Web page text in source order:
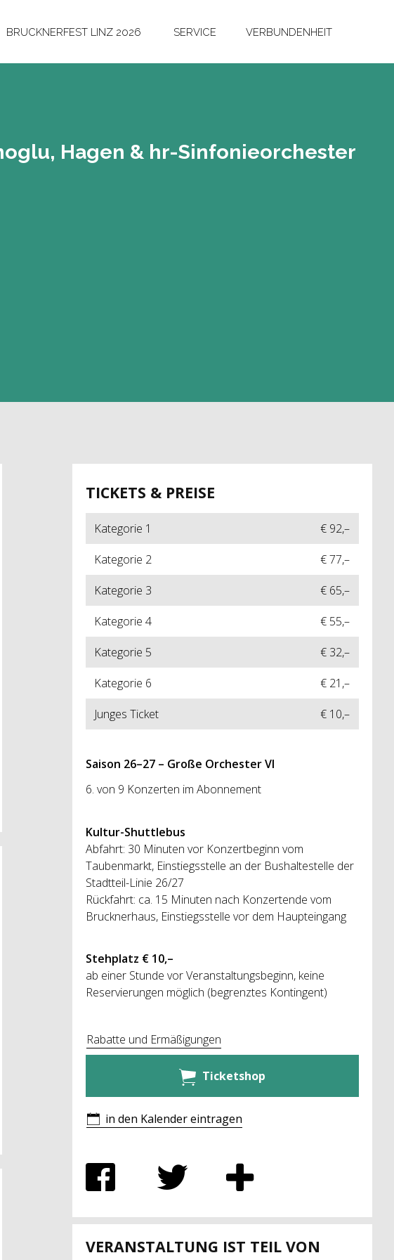
BRUCKNERFEST LINZ 2026 SERVICE VERBUNDENHEIT
Hagen & hr-Sin­fo­nie­or­ches­ter
TICKETS & PREISE
Kategorie 1
€ 92,–
Kategorie 2
€ 77,–
Kategorie 3
€ 65,–
Kategorie 4
€ 55,–
Kategorie 5
€ 32,–
Kategorie 6
€ 21,–
Junges Ticket
€ 10,–
Saison 26–27 – Große Orchester VI
6. von 9 Konzerten im Abonnement
Kultur-Shuttlebus
Abfahrt: 30 Minuten vor Konzertbeginn vom
Taubenmarkt, Einstiegsstelle an der Bushaltestelle der
Stadtteil-Linie 26/27
Rückfahrt: ca. 15 Minuten nach Konzertende vom
Brucknerhaus, Einstiegsstelle vor dem Haupteingang
Stehplatz € 10,–
ab einer Stunde vor Veranstaltungsbeginn, keine
Reservierungen möglich (begrenztes Kontingent)
Rabatte und Ermäßigungen
Ticketshop
in den Kalender eintragen
VERANSTALTUNG IST TEIL VON